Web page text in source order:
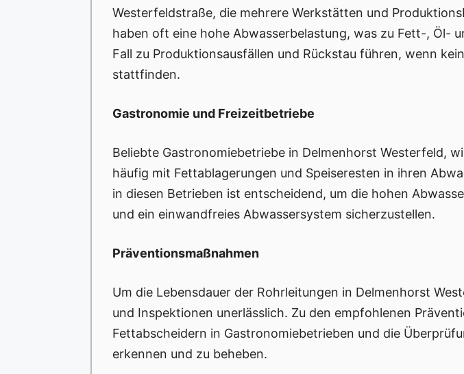
Westerfeldstraße, die mehrere Werkstätten und
haben oft eine hohe Abwasserbelastung, was zu Fett-, Öl-
Fall zu Produktionsausfällen und Rückstau führen, wenn
stattfinden.
Gastronomie und Freizeitbetriebe
Beliebte Gastronomiebetriebe in Delmenhorst Westerfeld,
häufig mit Fettablagerungen und Speiseresten in ihren
in diesen Betrieben ist entscheidend, um die hohen
und ein einwandfreies Abwassersystem sicherzustellen.
Präventionsmaßnahmen
Um die Lebensdauer der Rohrleitungen in Delmenhorst
und Inspektionen unerlässlich. Zu den empfohlenen
Fettabscheidern in Gastronomiebetrieben und die
erkennen und zu beheben.